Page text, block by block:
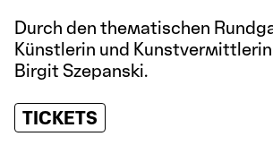
Durch den thematischen
Künstlerin und Kunstvermittlerin
Birgit Szepanski.
TICKETS